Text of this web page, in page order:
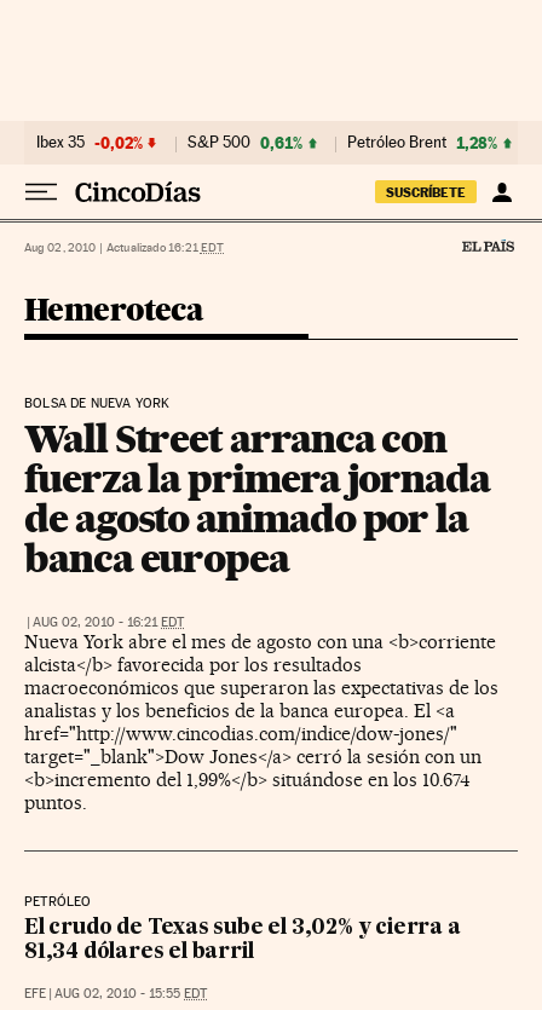
Ibex 35 -0,02% S&P 500 0,61% Petróleo Brent 1,28%
SUSCRÍBETE
Aug 02, 2010 | Actualizado 16:21 EDT
Hemeroteca
BOLSA DE NUEVA YORK
Wall Street arranca con
fuerza la primera jornada
de agosto animado por la
banca europea
| AUG 02, 2010 - 16:21 EDT
Nueva York abre el mes de agosto con una <b>corriente
alcista</b> favorecida por los resultados
macroeconómicos que superaron las expectativas de los
analistas y los beneficios de la banca europea. El <a
href="http://www.cincodias.com/indice/dow-jones/"
target="_blank">Dow Jones</a> cerró la sesión con un
<b>incremento del 1,99%</b> situándose en los 10.674
puntos.
PETRÓLEO
El crudo de Texas sube el 3,02% y cierra a
81,34 dólares el barril
EFE | AUG 02, 2010 - 15:55 EDT